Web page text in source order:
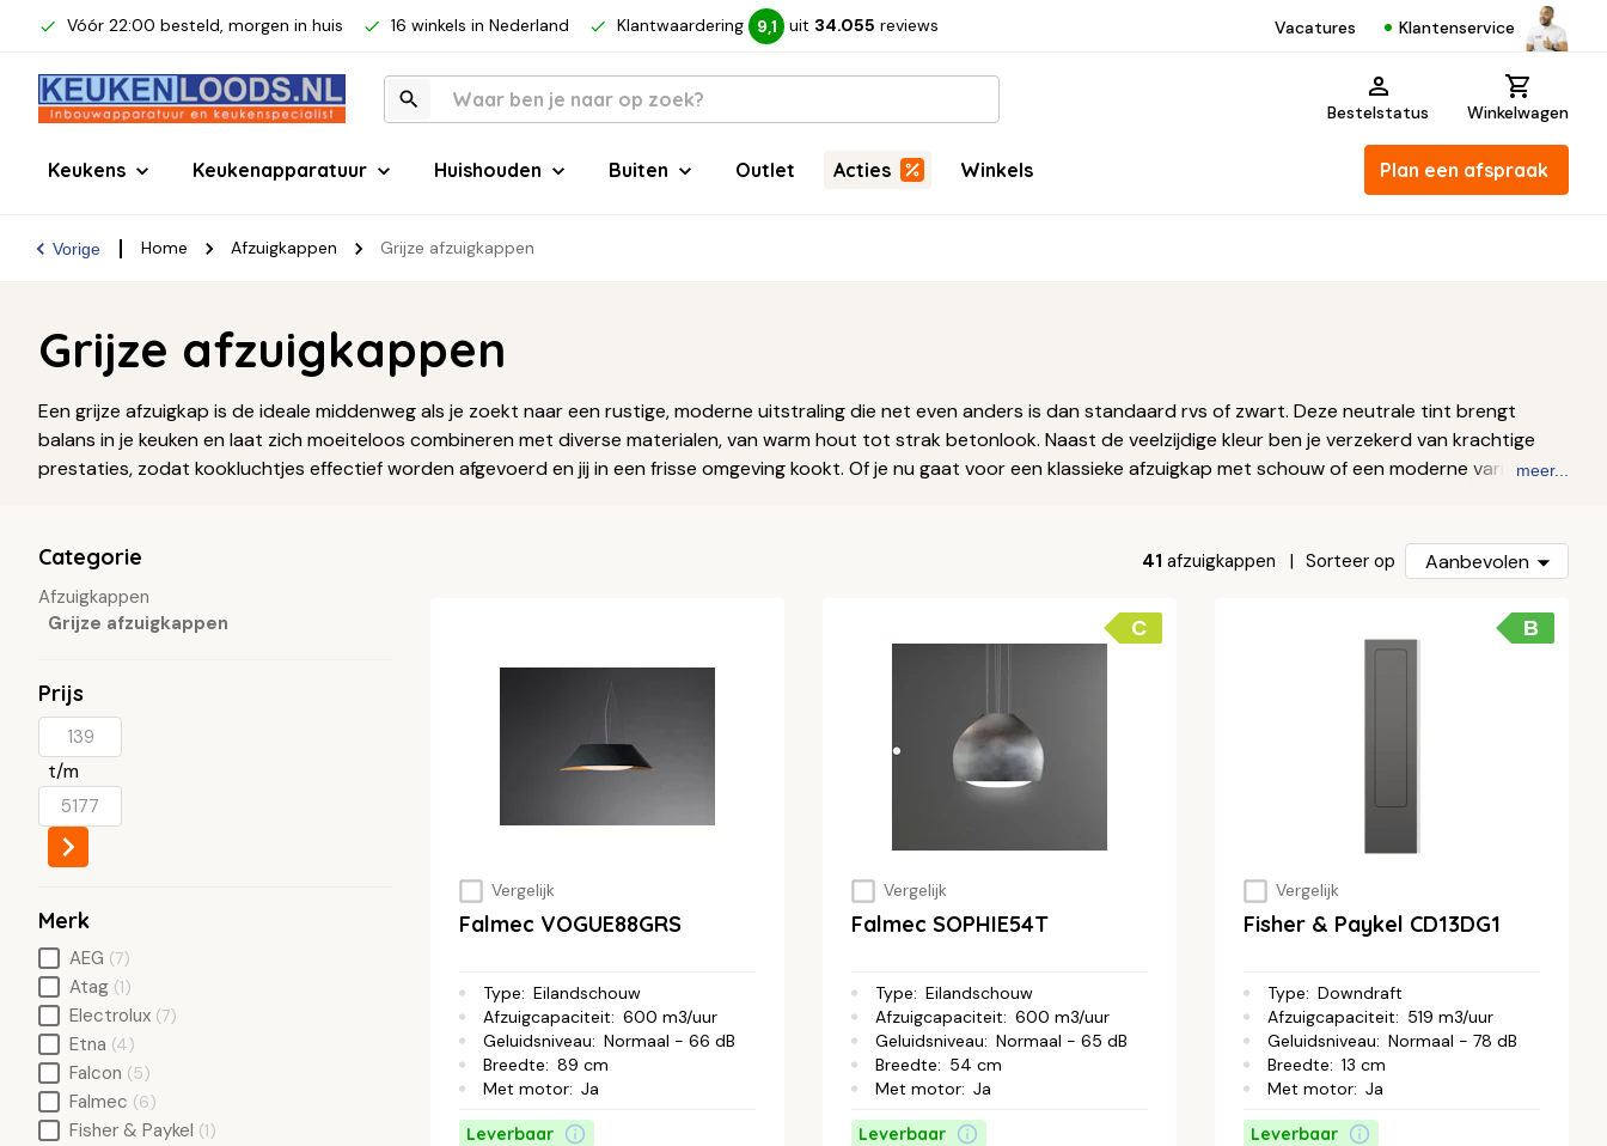
Vóór 22:00 besteld, morgen in huis 16 winkels in Nederland Klantwaardering 9,1 uit 34.055 reviews Vacatures Klantenservice
Bestelstatus Winkelwagen
Keukens Keukenapparatuur Huishouden Buiten Outlet Acties Winkels Plan een afspraak
Vorige Home Afzuigkappen Grijze afzuigkappen
Grijze afzuigkappen
Een grijze afzuigkap is de ideale middenweg als je zoekt naar een rustige, moderne uitstraling die net even anders is dan standaard rvs of zwart. Deze neutrale tint brengt
balans in je keuken en laat zich moeiteloos combineren met diverse materialen, van warm hout tot strak betonlook. Naast de veelzijdige kleur ben je verzekerd van krachtige
prestaties, zodat kookluchtjes effectief worden afgevoerd en jij in een frisse omgeving kookt. Of je nu gaat voor een klassieke afzuigkap met schouw of een moderne variantmeer...
41 afzuigkappen Sorteer op Aanbevolen
Vergelijk
Falmec VOGUE88GRS
Type: Eilandschouw
Afzuigcapaciteit: 600 m3/uur
Geluidsniveau: Normaal - 66 dB
Breedte: 89 cm
Met motor: Ja
Leverbaar
C
Vergelijk
Falmec SOPHIE54T
Type: Eilandschouw
Afzuigcapaciteit: 600 m3/uur
Geluidsniveau: Normaal - 65 dB
Breedte: 54 cm
Met motor: Ja
Leverbaar
B
Vergelijk
Fisher & Paykel CD13DG1
Type: Downdraft
Afzuigcapaciteit: 519 m3/uur
Geluidsniveau: Normaal - 78 dB
Breedte: 13 cm
Met motor: Ja
Leverbaar
Categorie
Afzuigkappen
Grijze afzuigkappen
Prijs
t/m
Merk
AEG (7)
Atag (1)
Electrolux (7)
Etna (4)
Falcon (5)
Falmec (6)
Fisher & Paykel (1)